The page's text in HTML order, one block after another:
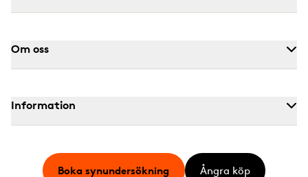
Om oss
Information
Boka synundersökning Ångra köp